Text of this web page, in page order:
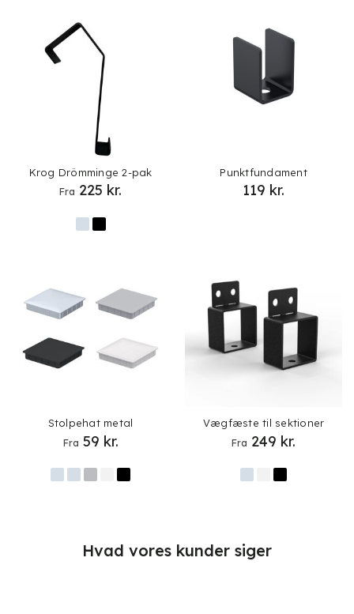
Krog Drömminge 2-pak
Fra 225 kr.
Punktfundament
119 kr.
Stolpehat metal
Fra 59 kr.
Vægfæste til sektioner
Fra 249 kr.
Hvad vores kunder siger